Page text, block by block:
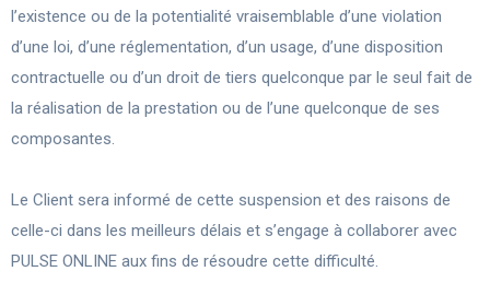
l’existence ou de la potentialité vraisemblable d’une violation
d’une loi, d’une réglementation, d’un usage, d’une disposition
contractuelle ou d’un droit de tiers quelconque par le seul fait de
la réalisation de la prestation ou de l’une quelconque de ses
composantes.
Le Client sera informé de cette suspension et des raisons de
celle-ci dans les meilleurs délais et s’engage à collaborer avec
PULSE ONLINE aux fins de résoudre cette difficulté.